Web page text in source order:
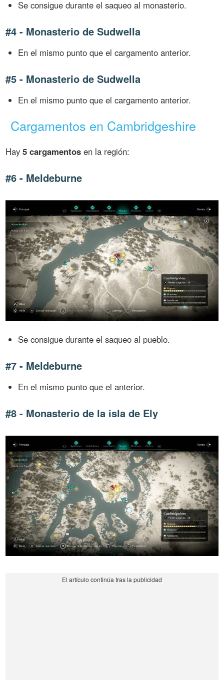
Se consigue durante el saqueo al monasterio.
#4 - Monasterio de Sudwella
En el mismo punto que el cargamento anterior.
#5 - Monasterio de Sudwella
En el mismo punto que el cargamento anterior.
Cargamentos en Cambridgeshire
Hay5 cargamentos en la región:
#6 - Meldeburne
Se consigue durante el saqueo al pueblo.
#7 - Meldeburne
En el mismo punto que el anterior.
#8 - Monasterio de la isla de Ely